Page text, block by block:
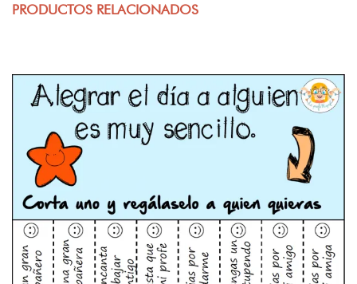
PRODUCTOS RELACIONADOS